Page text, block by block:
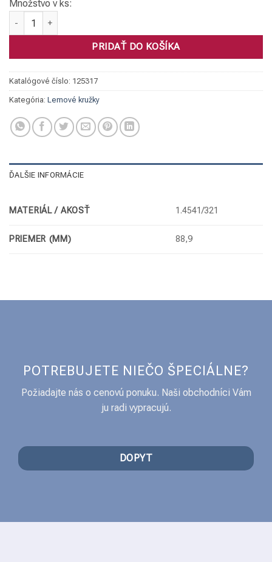
Množstvo v ks:
množstvo Lemový krúžok, 1.4541 88,9 x 2
PRIDAŤ DO KOŠÍKA
Katalógové číslo: 125317
Kategória: Lemové kružky
ĎALŠIE INFORMÁCIE
MATERIÁL / AKOSŤ 1.4541/321
PRIEMER (MM) 88,9
POTREBUJETE NIEČO ŠPECIÁLNE?
Požiadajte nás o cenovú ponuku. Naši obchodníci Vám
ju radi vypracujú.
DOPYT